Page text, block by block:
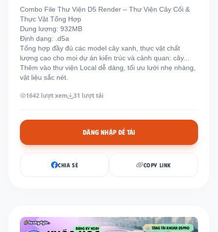
Đăng nhập
Đăng ký
Combo File Thư Viện D5 Render – Thư Viện Cây Cối &
Thực Vật Tổng Hợp
Dung lượng: 932MB
Định dạng: .d5a
Tổng hợp đầy đủ các model cây xanh, thực vật chất
lượng cao cho mọi dự án kiến trúc và cảnh quan: cây...
Thêm vào thư viện Local dễ dàng, tối ưu lưới nhẹ nhàng,
vật liệu sắc nét.
1642 lượt xem 31 lượt tải
ĐĂNG NHẬP ĐỂ TẢI
CHIA SẺ COPY LINK